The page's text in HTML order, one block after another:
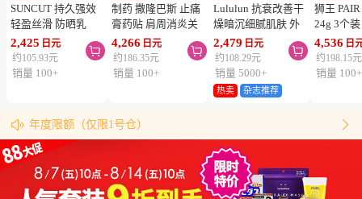
SUNCUT 持久强效
轻盈丝滑 防晒乳
SPF50+ PA++++
50ml 3个装 阻隔紫
外线 持久耐水 户外
2,425 日元
约105.93元

销量 100+
制药 撒隆巴斯 止痛
膏药贴 肩周消炎关
节颈椎疼 4.6×7.2cm
120贴 3个装【第3类
医药品】
4,266 日元
约186.35元

销量 100+
Lululun 抗衰改善干
燥暗沉细腻肌肤 外
泌体精华液保湿面膜
7片 3个装 Exosome
增加肌肤弹力透明感
2,479 日元
约108.29元

销量 5000+
热卖 杂志推荐
狮王
24g 3个
疮 去痘
舒缓炎症
类医药品
4,536 日
约198.15元
销量 100+
 年度限额（仅限1号仓）
同仓库满5000日元包邮（仅限中国大陆地区）
松本清粉丝群来啦！
跳转搜索结果
